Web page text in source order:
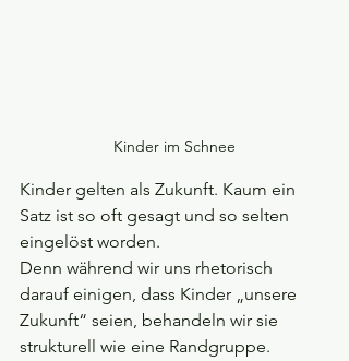
Kinder im Schnee
Kinder gelten als Zukunft. Kaum ein
Satz ist so oft gesagt und so selten
eingelöst worden.
Denn während wir uns rhetorisch
darauf einigen, dass Kinder „unsere
Zukunft“ seien, behandeln wir sie
strukturell wie eine Randgruppe.